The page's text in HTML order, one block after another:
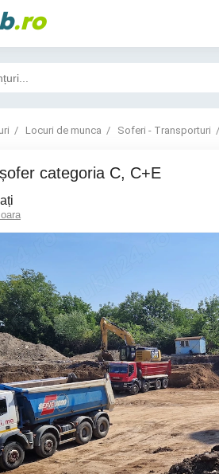
.ro
Locuri de munca Soferi - Transporturi
șofer categoria C, C+E